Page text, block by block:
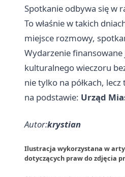
Spotkanie odbywa się w
To właśnie w takich
miejsce rozmowy,
Wydarzenie
kulturalnego wieczoru
nie tylko na półkach,
na podstawie: Urząd
Autor:krystian
Ilustracja wykorzystana w
dotyczących praw do zdjęcia